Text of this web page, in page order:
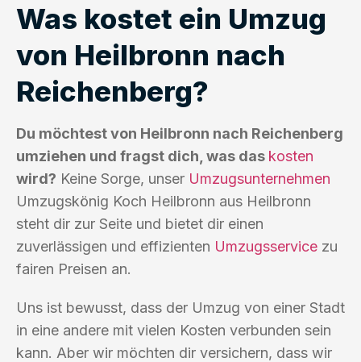
Was kostet ein Umzug
von Heilbronn nach
Reichenberg?
Du möchtest von Heilbronn nach Reichenberg
umziehen und fragst dich, was das kosten
wird? Keine Sorge, unser Umzugsunternehmen
Umzugskönig Koch Heilbronn aus Heilbronn
steht dir zur Seite und bietet dir einen
zuverlässigen und effizienten Umzugsservice zu
fairen Preisen an.
Uns ist bewusst, dass der Umzug von einer Stadt
in eine andere mit vielen Kosten verbunden sein
kann. Aber wir möchten dir versichern, dass wir